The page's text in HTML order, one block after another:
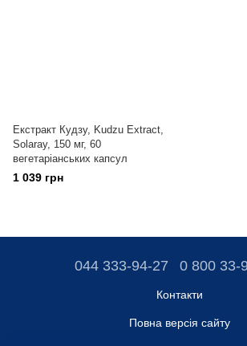
Екстракт Кудзу, Kudzu Extract,
Solaray, 150 мг, 60
вегетаріанських капсул
1 039 грн
044 333-94-27 0 800 33-
Контакти
Повна версія сайту